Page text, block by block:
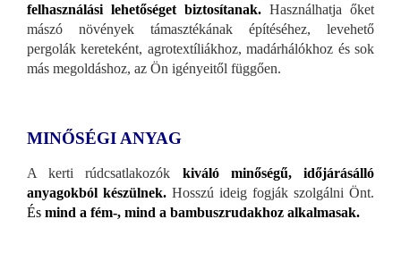
felhasználási lehetőséget biztosítanak. Használhatja őket
mászó növények támasztékának építéséhez, levehető
pergolák kereteként, agrotextíliákhoz, madárhálókhoz és sok
más megoldáshoz, az Ön igényeitől függően.
MINŐSÉGI ANYAG
A kerti rúdcsatlakozók kiváló minőségű, időjárásálló
anyagokból készülnek. Hosszú ideig fogják szolgálni Önt.
És mind a fém-, mind a bambuszrudakhoz alkalmasak.